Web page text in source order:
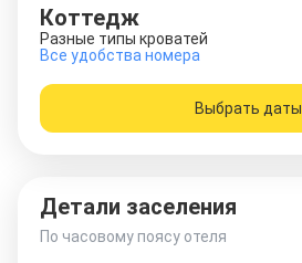
Коттедж
Разные типы кроватей
Все удобства номера
Выбрать даты
Детали заселения
По часовому поясу отеля